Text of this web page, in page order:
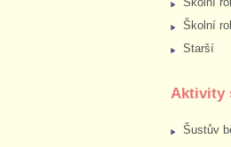
Školní
Starší
Aktivity
Šustův